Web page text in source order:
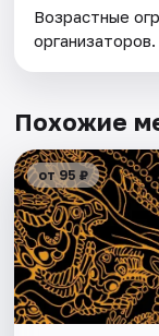
Возрастные
организаторов.
Похожие
от 95 ₽